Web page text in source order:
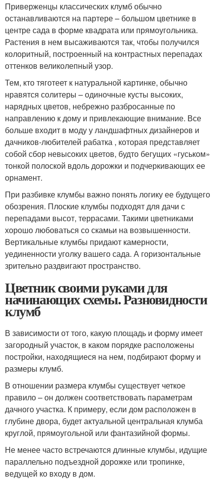
Приверженцы классических клумб обычно
останавливаются на партере – большом цветнике в
центре сада в форме квадрата или прямоугольника.
Растения в нем высаживаются так, чтобы получился
колоритный, построенный на контрастных перепадах
оттенков великолепный узор.
Тем, кто тяготеет к натуральной картинке, обычно
нравятся солитеры – одиночные кусты высоких,
нарядных цветов, небрежно разбросанные по
направлению к дому и привлекающие внимание. Все
больше входит в моду у ландшафтных дизайнеров и
дачников-любителей рабатка , которая представляет
собой сбор невысоких цветов, будто бегущих «гуськом»
тонкой полоской вдоль дорожки и подчеркивающих ее
орнамент.
При разбивке клумбы важно понять логику ее будущего
обозрения. Плоские клумбы подходят для дачи с
перепадами высот, террасами. Такими цветниками
хорошо любоваться со скамьи на возвышенности.
Вертикальные клумбы придают камерности,
уединенности уголку вашего сада. А горизонтальные
зрительно раздвигают пространство.
Цветник своими руками для
начинающих схемы. Разновидности
клумб
В зависимости от того, какую площадь и форму имеет
загородный участок, в каком порядке расположены
постройки, находящиеся на нем, подбирают форму и
размеры клумб.
В отношении размера клумбы существует четкое
правило – он должен соответствовать параметрам
дачного участка. К примеру, если дом расположен в
глубине двора, будет актуальной центральная клумба
круглой, прямоугольной или фантазийной формы.
Не менее часто встречаются длинные клумбы, идущие
параллельно подъездной дорожке или тропинке,
ведущей ко входу в дом.